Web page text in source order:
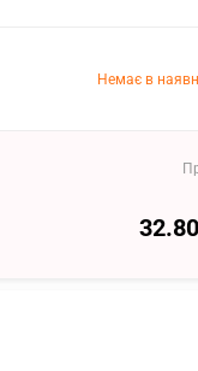
Немає в
32.80